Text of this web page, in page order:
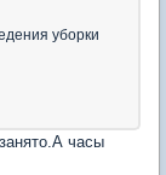
уборки
часы